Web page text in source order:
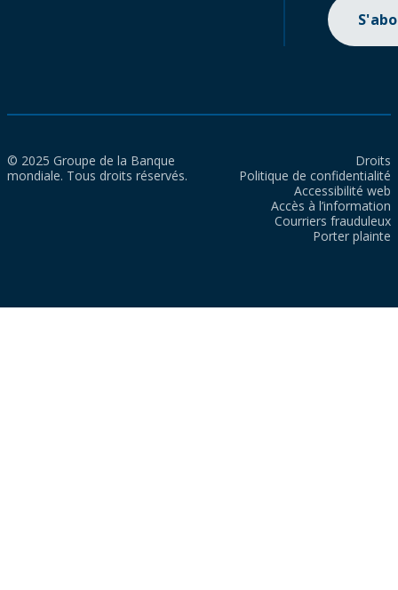
© 2025 Groupe de la Banque
mondiale. Tous droits réservés.
Droits
Politique de confidentialité
Accessibilité web
Accès à l’information
Courriers frauduleux
Porter plainte